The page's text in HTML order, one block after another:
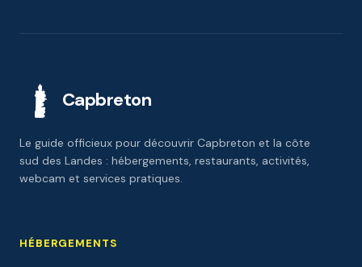
Capbreton
Le guide officieux pour découvrir Capbreton et la côte
sud des Landes : hébergements, restaurants, activités,
webcam et services pratiques.
HÉBERGEMENTS